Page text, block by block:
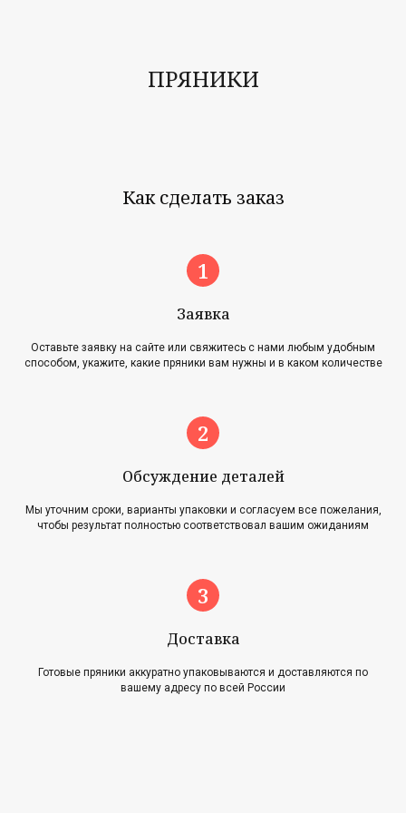
ПРЯНИКИ
Как сделать заказ
Заявка
Оставьте заявку на сайте или свяжитесь с нами любым удобным
способом, укажите, какие пряники вам нужны и в каком количестве
Обсуждение деталей
Мы уточним сроки, варианты упаковки и согласуем все пожелания,
чтобы результат полностью соответствовал вашим ожиданиям
Доставка
Готовые пряники аккуратно упаковываются и доставляются по
вашему адресу по всей России
Новости